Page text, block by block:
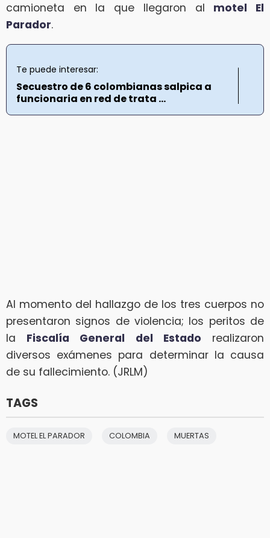
camioneta en la que llegaron al motel El
Parador.
Te puede interesar:
Secuestro de 6 colombianas salpica a
funcionaria en red de trata ...
Al momento del hallazgo de los tres cuerpos no
presentaron signos de violencia; los peritos de
la Fiscalía General del Estado realizaron
diversos exámenes para determinar la causa
de su fallecimiento. (JRLM)
TAGS
MOTEL EL PARADOR COLOMBIA MUERTAS